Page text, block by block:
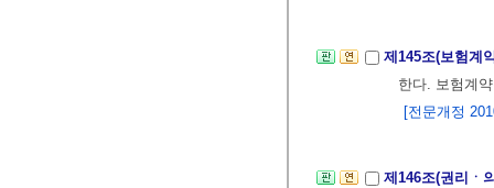
제145조(보험계
한다. 보험계
[전문개정
제146조(권리ㆍ